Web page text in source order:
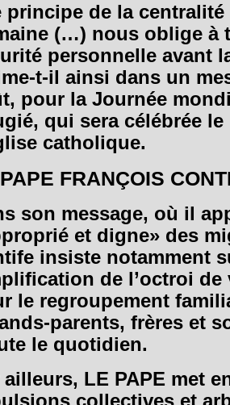
principe de la centralité
(…) nous oblige à
personnelle avant
t-il ainsi dans un
pour la Journée
qui sera célébrée le
catholique.
FRANÇOIS
son message, où il
et digne» des
insiste notamment
de l’octroi de
le regroupement
parents, frères et
le quotidien.
ailleurs, LE PAPE met
collectives et